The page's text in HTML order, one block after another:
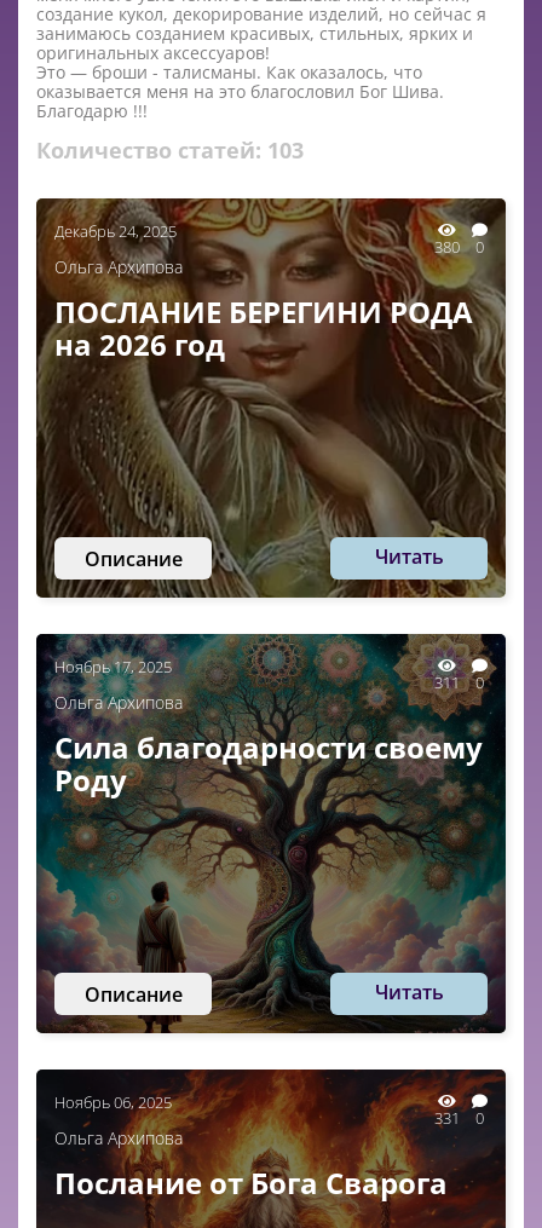
создание кукол, декорирование изделий, но сейчас я
занимаюсь созданием красивых, стильных, ярких и
оригинальных аксессуаров!
Это — броши - талисманы. Как оказалось, что
оказывается меня на это благословил Бог Шива.
Благодарю !!!
Количество статей: 103
Декабрь 24, 2025
380 0
Ольга Архипова
ПОСЛАНИЕ БЕРЕГИНИ РОДА
на 2026 год
Описание Читать
Ноябрь 17, 2025
311 0
Ольга Архипова
Сила благодарности своему
Роду
Описание Читать
Ноябрь 06, 2025
331 0
Ольга Архипова
Послание от Бога Сварога